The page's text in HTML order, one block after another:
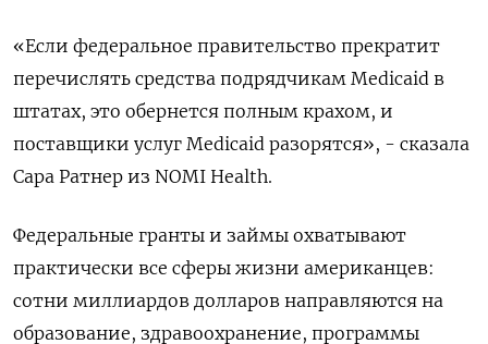
«Если федеральное правительство прекратит
перечислять средства подрядчикам Medicaid в
штатах, это обернется полным крахом, и
поставщики услуг Medicaid разорятся», - сказала
Сара Ратнер из NOMI Health.
Федеральные гранты и займы охватывают
практически все сферы жизни американцев:
сотни миллиардов долларов направляются на
образование, здравоохранение, программы